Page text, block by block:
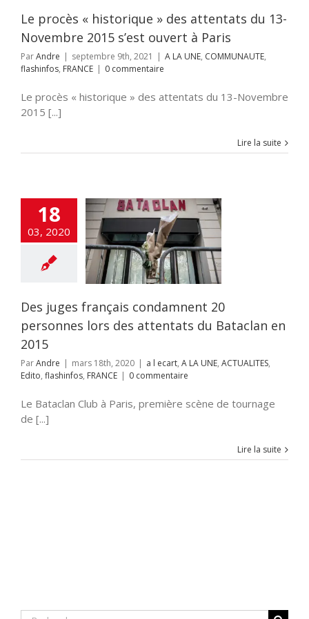
Le procès « historique » des attentats du 13-
Novembre 2015 s’est ouvert à Paris
ParAndre | septembre 9th, 2021 | A LA UNE, COMMUNAUTE,
flashinfos, FRANCE | 0 commentaire
Le procès « historique » des attentats du 13-Novembre
2015 [...]
Lire la suite
18
03, 2020
français
20
lors des
FRANCE
Des juges français condamnent 20
personnes lors des attentats du Bataclan en
2015
ParAndre | mars 18th, 2020 | a l ecart, A LA UNE, ACTUALITES,
Edito, flashinfos, FRANCE | 0 commentaire
Le Bataclan Club à Paris, première scène de tournage
de [...]
Lire la suite